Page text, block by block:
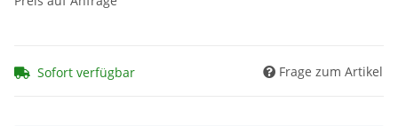
Sofort verfügbar Frage zum Artikel